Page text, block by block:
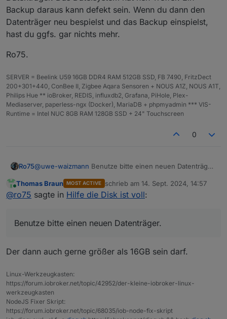
Backup daraus kann defekt sein. Wenn du dann den
Datenträger neu bespielst und das Backup einspielst,
hast du ggfs. gar nichts mehr.
Ro75.
SERVER = Beelink U59 16GB DDR4 RAM 512GB SSD, FB 7490, FritzDect
200+301+440, ConBee II, Zigbee Aqara Sensoren + NOUS A1Z, NOUS A1T,
Philips Hue ** ioBroker, REDIS, influxdb2, Grafana, PiHole, Plex-
Mediaserver, paperless-ngx (Docker), MariaDB + phpmyadmin *** VIS-
Runtime = Intel NUC 8GB RAM 128GB SSD + 24" Touchscreen
0
Ro75@uwe-waizmann Benutze bitte einen neuen Datenträger.
defekt sein. Wenn du dann den Datenträger neu
bespielst und das Backup einspielst, hast du ggfs. gar
Ro75.
Online
Thomas Braun MOST ACTIVE schrieb am 14. Sept. 2024, 14:57
zuletzt editiert von
@ro75 sagte in Hilfe die Disk ist voll:
Benutze bitte einen neuen Datenträger.
Der dann auch gerne größer als 16GB sein darf.
Linux-Werkzeugkasten:
https://forum.iobroker.net/topic/42952/der-kleine-iobroker-linux-
werkzeugkasten
NodeJS Fixer Skript:
https://forum.iobroker.net/topic/68035/iob-node-fix-skript